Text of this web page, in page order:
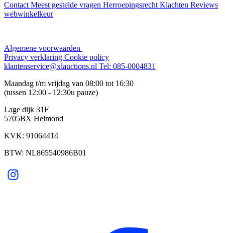
Contact Meest gestelde vragen Herroepingsrecht Klachten Reviews
webwinkelkeur
Algemene voorwaarden
Privacy verklaring Cookie policy
klantenservice@xlauctions.nl Tel: 085-0004831
Maandag t/m vrijdag van 08:00 tot 16:30
(tussen 12:00 - 12:30u pauze)
Lage dijk 31F
5705BX Helmond
KVK: 91064414
BTW: NL865540986B01